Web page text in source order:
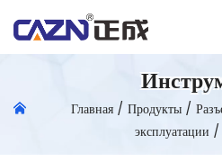
Главная/ Продукты/
эксплуатации /